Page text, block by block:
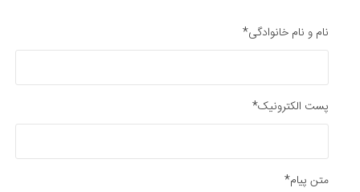
نام و نام خانوادگی*
پست الکترونیک*
متن پیام*